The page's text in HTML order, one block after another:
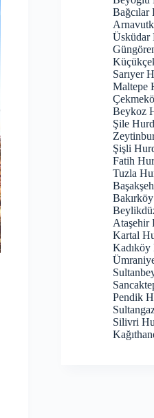
Bağcılar
Üsküdar
Sarıyer
Maltepe
Beykoz
Şile
Şişli
Fatih
Tuzla
Ataşehir
Kartal
Kadıköy
Pendik
Silivri